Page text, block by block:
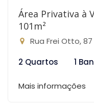
Área Privativa à
101m²
Rua Frei Otto, 87 -
2 Quartos
1
Mais informações